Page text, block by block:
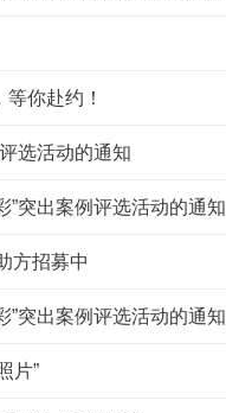
你赴约！
选活动的通知
”突出案例评选活动的通知
方招募中
”突出案例评选活动的通知
片”